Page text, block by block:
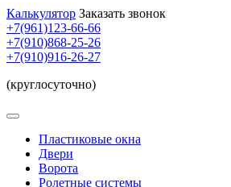
Калькулятор Заказать звонок
+7(961)123-66-66
+7(910)868-25-26
+7(910)916-26-27
(круглосуточно)
Пластиковые окна
Двери
Ворота
Ролетные системы